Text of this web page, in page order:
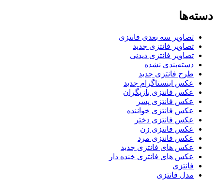
سه بعدی فانتزی
فانتزی جدید
فانتزی دیدنی
نشده
فانتزی جدید
اینستاگرام جدید
فانتزی بازیگران
فانتزی پسر
فانتزی خواننده
فانتزی دختر
فانتزی زن
فانتزی مرد
های فانتزی جدید
های فانتزی خنده دار
فانتزی